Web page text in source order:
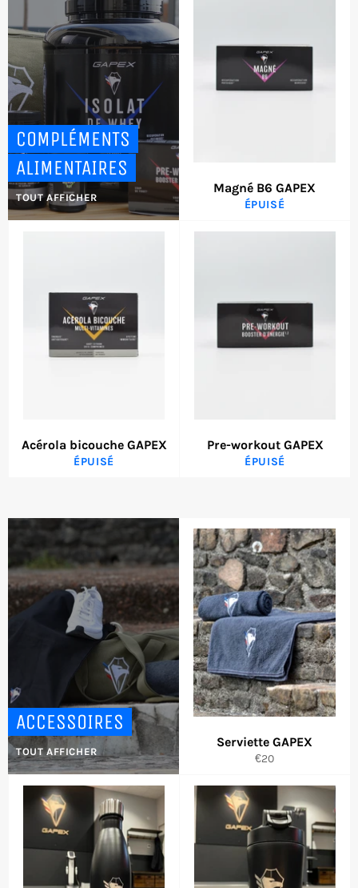
COMPLÉMENTS
ALIMENTAIRES
TOUT AFFICHER
Magné B6 GAPEX
ÉPUISÉ
Acérola bicouche GAPEX
ÉPUISÉ
Pre-workout GAPEX
ÉPUISÉ
ACCESSOIRES
TOUT AFFICHER
Serviette GAPEX
Prix
€20